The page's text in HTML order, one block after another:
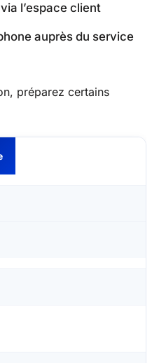
l’espace client
auprès du service
préparez certains